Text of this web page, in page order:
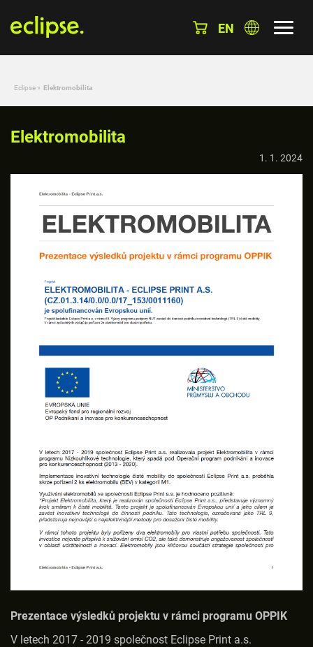
EN
Eclipse » Elektromobilita
Elektromobilita
1. 1. 2024
Prezentace výsledků projektu v rámci programu OPPIK
V letech 2017 - 2019 společnost Eclipse Print a.s.